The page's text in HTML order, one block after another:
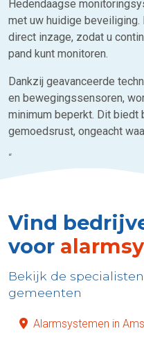
Hedendaagse
met uw huidige
direct inzage, zodat u
pand kunt monitoren.
Dankzij geavanceerde
en bewegingssensoren,
minimum beperkt. Dit biedt
gemoedsrust, ongeacht
“
Vind
voor
Bekijk de
gemeenten
Alarmsystemen in